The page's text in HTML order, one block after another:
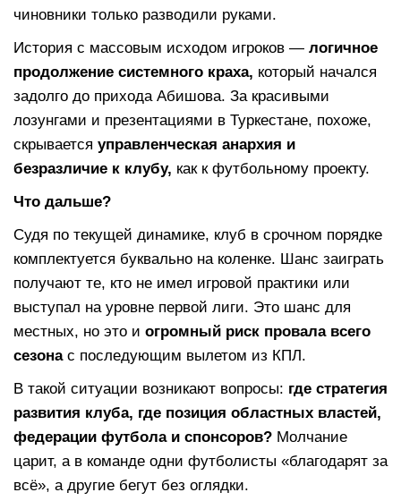
чиновники только разводили руками.
История с массовым исходом игроков — логичное
продолжение системного краха, который начался
задолго до прихода Абишова. За красивыми
лозунгами и презентациями в Туркестане, похоже,
скрывается управленческая анархия и
безразличие к клубу, как к футбольному проекту.
Что дальше?
Судя по текущей динамике, клуб в срочном порядке
комплектуется буквально на коленке. Шанс заиграть
получают те, кто не имел игровой практики или
выступал на уровне первой лиги. Это шанс для
местных, но это и огромный риск провала всего
сезонас последующим вылетом из КПЛ.
В такой ситуации возникают вопросы: где стратегия
развития клуба, где позиция областных властей,
федерации футбола и спонсоров? Молчание
царит, а в команде одни футболисты «благодарят за
всё», а другие бегут без оглядки.